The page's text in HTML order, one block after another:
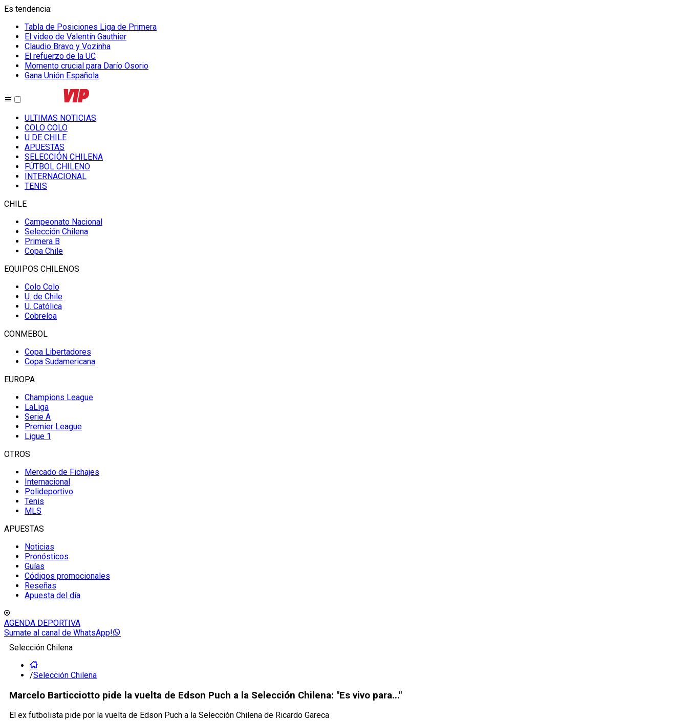
Es tendencia:
Tabla de Posiciones Liga de Primera
El video de Valentín Gauthier
Claudio Bravo y Vozinha
El refuerzo de la UC
Momento crucial para Darío Osorio
Gana Unión Española
ULTIMAS NOTICIAS
COLO COLO
U DE CHILE
APUESTAS
SELECCIÓN CHILENA
FÚTBOL CHILENO
INTERNACIONAL
TENIS
CHILE
Campeonato Nacional
Selección Chilena
Primera B
Copa Chile
EQUIPOS CHILENOS
Colo Colo
U. de Chile
U. Católica
Cobreloa
CONMEBOL
Copa Libertadores
Copa Sudamericana
EUROPA
Champions League
LaLiga
Serie A
Premier League
Ligue 1
OTROS
Mercado de Fichajes
Internacional
Polideportivo
Tenis
MLS
APUESTAS
Noticias
Pronósticos
Guías
Códigos promocionales
Reseñas
Apuesta del día
AGENDA DEPORTIVA
Sumate al canal de WhatsApp!
Selección Chilena
/Selección Chilena
Marcelo Barticciotto pide la vuelta de Edson Puch a la Selección Chilena: "Es vivo para..."
El ex futbolista pide por la vuelta de Edson Puch a la Selección Chilena de Ricardo Gareca